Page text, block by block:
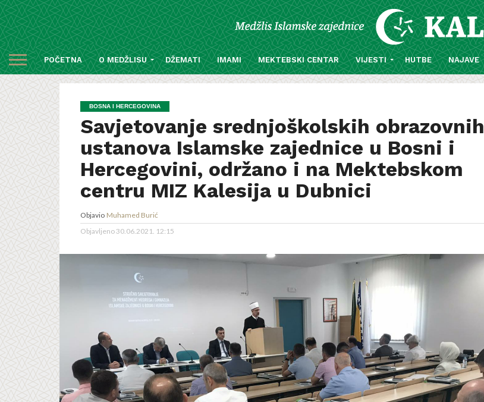
POČETNA O MEDŽLISU DŽEMATI IMAMI MEKTEBSKI CENTAR VIJESTI HUTBE NAJAVE
BOSNA I HERCEGOVINA
Savjetovanje srednjoškolskih obrazovnih
ustanova Islamske zajednice u Bosni i
Hercegovini, održano i na Mektebskom
centru MIZ Kalesija u Dubnici
Objavio Muhamed Burić
Objavljeno30.06.2021. 12:15